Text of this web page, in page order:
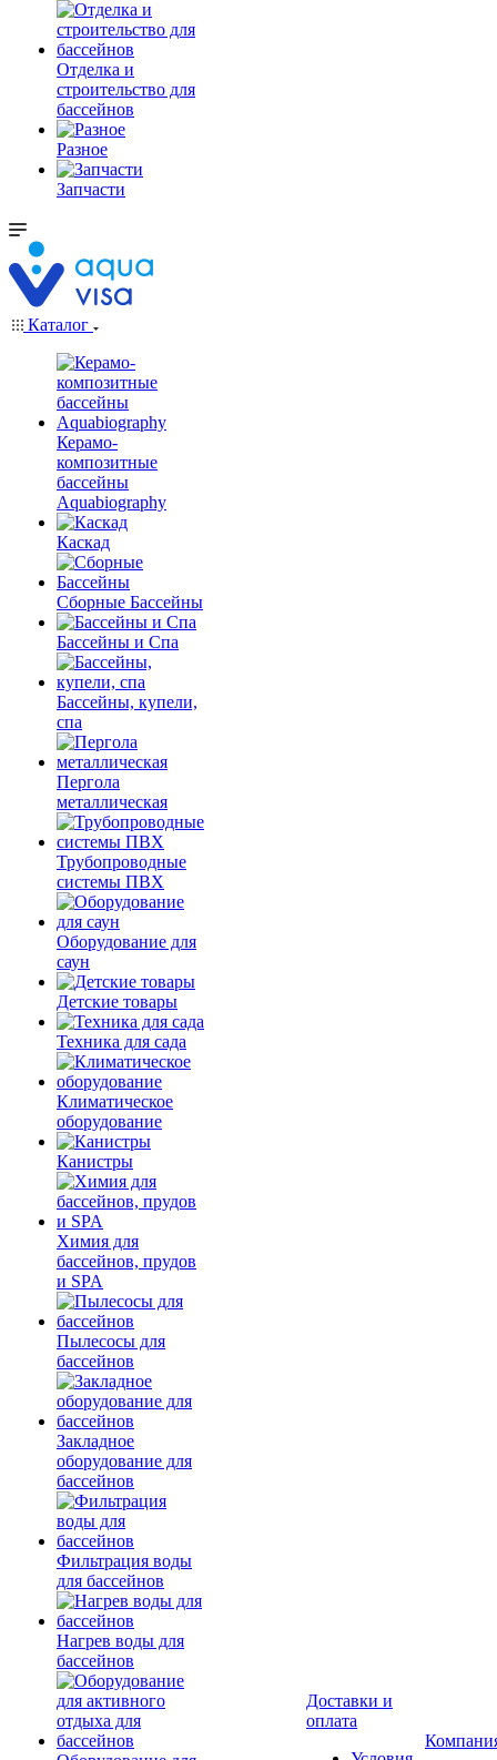
Отделка и
строительство для
бассейнов
Разное
Запчасти
Каталог
Керамо-
композитные
бассейны
Aquabiography
Каскад
Сборные Бассейны
Бассейны и Спа
Бассейны, купели,
спа
Пергола
металлическая
Трубопроводные
системы ПВХ
Оборудование для
саун
Детские товары
Техника для сада
Климатическое
оборудование
Канистры
Химия для
бассейнов, прудов
и SPA
Пылесосы для
бассейнов
Закладное
оборудование для
бассейнов
Фильтрация воды
для бассейнов
Нагрев воды для
бассейнов
Доставки и
оплата